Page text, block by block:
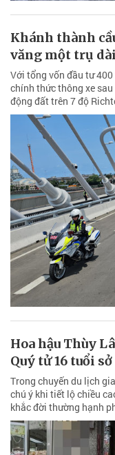
Khánh thành
văng một trụ
Với tổng vốn đầu tư
chính thức thông xe
động đất trên 7 độ
Hoa hậu Thùy
Quý tử 16 tuổi
Trong chuyến du lịch
chú ý khi tiết lộ chiều
khắc đời thường hạnh